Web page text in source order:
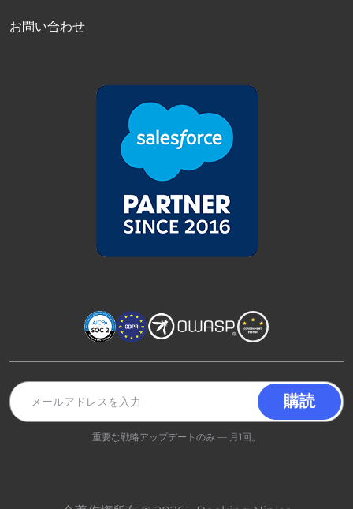
お問い合わせ
重要な戦略アップデートのみ — 月1回。